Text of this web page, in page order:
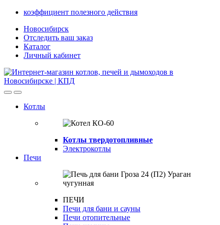
Skip
navigation
Skip
content
коэффициент полезного действия
Новосибирск
Отследить ваш заказ
Каталог
Личный кабинет
OpenClose
Котлы
Котлы твердотопливные
Электрокотлы
Печи
ПЕЧИ
Печи для бани и сауны
Печи отопительные